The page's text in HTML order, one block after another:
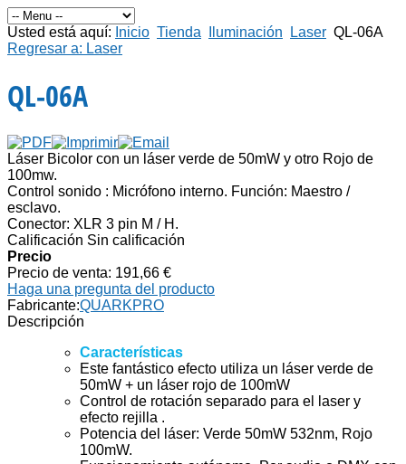
Usted está aquí: Inicio Tienda Iluminación Laser QL-06A
Regresar a: Laser
QL-06A
Láser Bicolor con un láser verde de 50mW y otro Rojo de
100mw.
Control sonido : Micrófono interno. Función: Maestro /
esclavo.
Conector: XLR 3 pin M / H.
Calificación Sin calificación
Precio
Precio de venta: 191,66 €
Haga una pregunta del producto
Fabricante:QUARKPRO
Descripción
Características
Este fantástico efecto utiliza un láser verde de
50mW + un láser rojo de 100mW
Control de rotación separado para el laser y
efecto rejilla .
Potencia del láser: Verde 50mW 532nm, Rojo
100mW.